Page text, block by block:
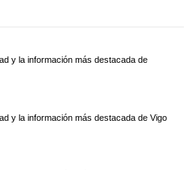
y la información más destacada de
y la información más destacada de Vigo